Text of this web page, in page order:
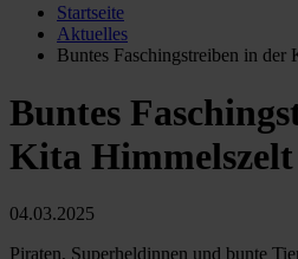
Startseite
Aktuelles
Buntes Faschingstreiben in der
Buntes
Kita Himmelszelt
04.03.2025
Piraten, Superheldinnen und bunte